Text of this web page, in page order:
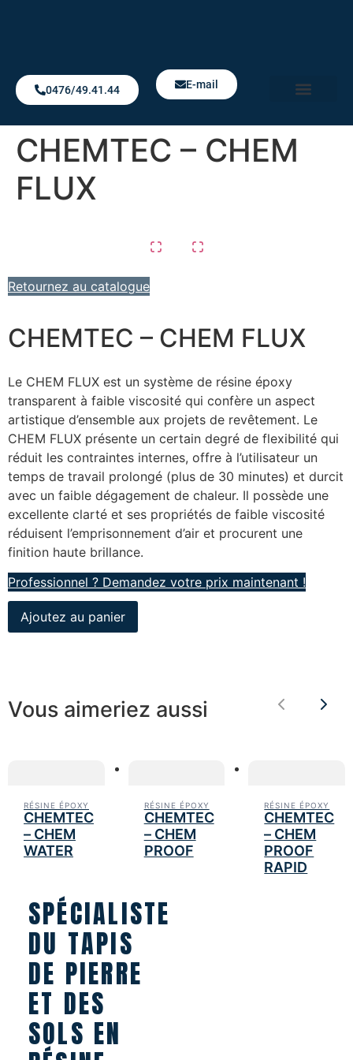
0476/49.41.44 E-mail
CHEMTEC – CHEM
FLUX
Retournez au catalogue
CHEMTEC – CHEM FLUX
Le CHEM FLUX est un système de résine époxy
transparent à faible viscosité qui confère un aspect
artistique d’ensemble aux projets de revêtement. Le
CHEM FLUX présente un certain degré de flexibilité qui
réduit les contraintes internes, offre à l’utilisateur un
temps de travail prolongé (plus de 30 minutes) et durcit
avec un faible dégagement de chaleur. Il possède une
excellente clarté et ses propriétés de faible viscosité
réduisent l’emprisonnement d’air et procurent une
finition haute brillance.
Professionnel ? Demandez votre prix maintenant !
Ajoutez au panier
Vous aimeriez aussi Previous
RÉSINE ÉPOXY
CHEMTEC
– CHEM
WATER
RÉSINE ÉPOXY
CHEMTEC
– CHEM
PROOF
RÉSINE ÉPOXY
CHEMTEC
– CHEM
PROOF
RAPID
SPÉCIALISTE
DU TAPIS
DE PIERRE
ET DES
SOLS EN